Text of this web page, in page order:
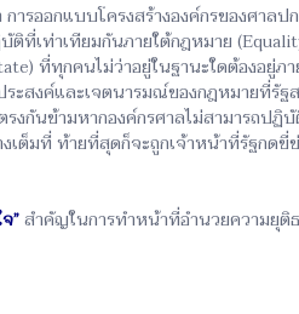
รออกแบบโครงสร้างองค์กรของศา
ที่เท่าเทียมกันภายใต้กฎหมาย
ที่ทุกคนไม่ว่าอยู่ในฐานะใดต้องอยู่ภ
ะสงค์และเจตนารมณ์ของกฎหมายที่รั
งกันข้ามหากองค์กรศาลไม่สามารถ
ต็มที่ ท้ายที่สุดก็จะถูกเจ้าหน้าที่รัฐกด
”สำคัญในการทำหน้าที่อำนวยความยุติ